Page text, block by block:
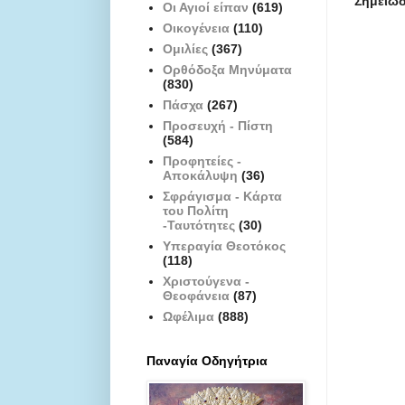
Οι Αγιοί είπαν (619)
Οικογένεια (110)
Ομιλίες (367)
Ορθόδοξα Μηνύματα
(830)
Πάσχα (267)
Προσευχή - Πίστη
(584)
Προφητείες -
Αποκάλυψη (36)
Σφράγισμα - Κάρτα
του Πολίτη
-Ταυτότητες (30)
Υπεραγία Θεοτόκος
(118)
Χριστούγενα -
Θεοφάνεια (87)
Ωφέλιμα (888)
Παναγία Οδηγήτρια